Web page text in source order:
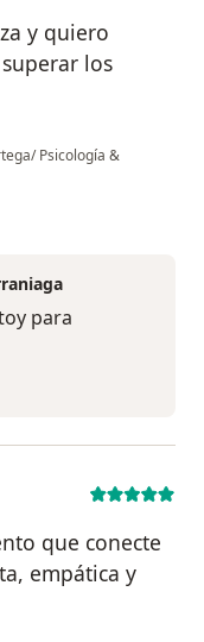
y quiero
los
Psicología &
para
que conecte
empática y